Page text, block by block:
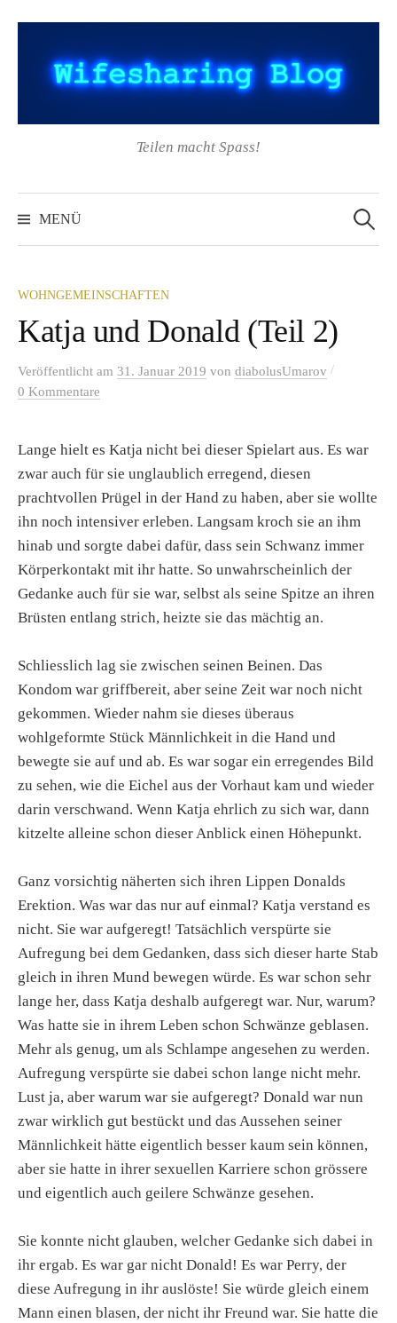
Inhalt
Teilen macht Spass!
MENÜ
nach:
WOHNGEMEINSCHAFTEN
Katja und Donald (Teil 2)
Veröffentlicht am 31. Januar 2019 von diabolusUmarov /
0 Kommentare
Lange hielt es Katja nicht bei dieser Spielart aus. Es war
zwar auch für sie unglaublich erregend, diesen
prachtvollen Prügel in der Hand zu haben, aber sie wollte
ihn noch intensiver erleben. Langsam kroch sie an ihm
hinab und sorgte dabei dafür, dass sein Schwanz immer
Körperkontakt mit ihr hatte. So unwahrscheinlich der
Gedanke auch für sie war, selbst als seine Spitze an ihren
Brüsten entlang strich, heizte sie das mächtig an.
Schliesslich lag sie zwischen seinen Beinen. Das
Kondom war griffbereit, aber seine Zeit war noch nicht
gekommen. Wieder nahm sie dieses überaus
wohlgeformte Stück Männlichkeit in die Hand und
bewegte sie auf und ab. Es war sogar ein erregendes Bild
zu sehen, wie die Eichel aus der Vorhaut kam und wieder
darin verschwand. Wenn Katja ehrlich zu sich war, dann
kitzelte alleine schon dieser Anblick einen Höhepunkt.
Ganz vorsichtig näherten sich ihren Lippen Donalds
Erektion. Was war das nur auf einmal? Katja verstand es
nicht. Sie war aufgeregt! Tatsächlich verspürte sie
Aufregung bei dem Gedanken, dass sich dieser harte Stab
gleich in ihren Mund bewegen würde. Es war schon sehr
lange her, dass Katja deshalb aufgeregt war. Nur, warum?
Was hatte sie in ihrem Leben schon Schwänze geblasen.
Mehr als genug, um als Schlampe angesehen zu werden.
Aufregung verspürte sie dabei schon lange nicht mehr.
Lust ja, aber warum war sie aufgeregt? Donald war nun
zwar wirklich gut bestückt und das Aussehen seiner
Männlichkeit hätte eigentlich besser kaum sein können,
aber sie hatte in ihrer sexuellen Karriere schon grössere
und eigentlich auch geilere Schwänze gesehen.
Sie konnte nicht glauben, welcher Gedanke sich dabei in
ihr ergab. Es war gar nicht Donald! Es war Perry, der
diese Aufregung in ihr auslöste! Sie würde gleich einem
Mann einen blasen, der nicht ihr Freund war. Sie hatte die